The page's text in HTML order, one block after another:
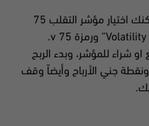
بعد فتح منصة ميتاتريدر للتداول يمكنك اختيار مؤشر التقلب 75
واسمه باللغة الانجليزية “Volatility 75 Index” ورمزة v 75.
شراء للمؤشر، وبدء الربح
جني الأرباح وأيضاً وقف